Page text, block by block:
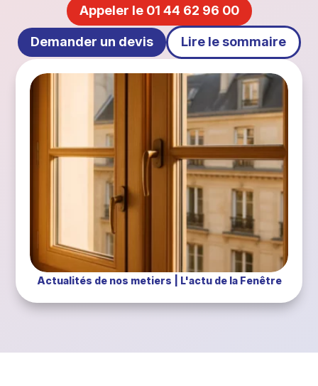
Appeler le 01 44 62 96 00
Demander un devis Lire le sommaire
Actualités de nos metiers L'actu de la Fenêtre